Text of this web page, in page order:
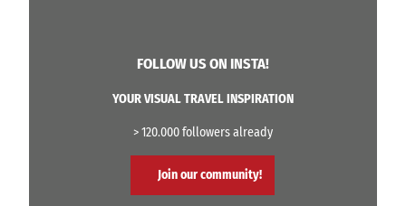
FOLLOW US ON INSTA!
YOUR VISUAL TRAVEL INSPIRATION
> 120.000 followers already
Join our community!